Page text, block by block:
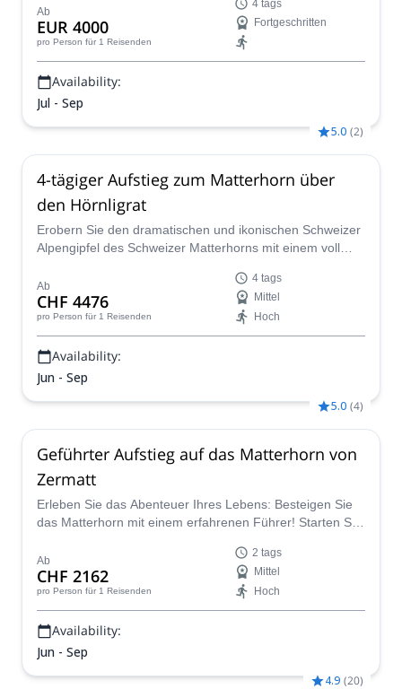
Guide Denis für ein Erlebnis fürs Leben!
Ab
EUR 4000
pro Person für 1 Reisenden
4 tags
Fortgeschritten
Availability:
Jul - Sep
5.0 (2)
4-tägiger Aufstieg zum Matterhorn über
den Hörnligrat
Erobern Sie den dramatischen und ikonischen Schweizer
Alpengipfel des Schweizer Matterhorns mit einem voll
Ab
CHF 4476
pro Person für 1 Reisenden
4 tags
Mittel
Hoch
Availability:
Jun - Sep
5.0 (4)
Geführter Aufstieg auf das Matterhorn von
Zermatt
Erleben Sie das Abenteuer Ihres Lebens: Besteigen Sie
das Matterhorn mit einem erfahrenen Führer! Starten Sie
Hörnligrat, um den Gipfel zu erreichen!
Ab
CHF 2162
pro Person für 1 Reisenden
2 tags
Mittel
Hoch
Availability:
Jun - Sep
4.9 (20)